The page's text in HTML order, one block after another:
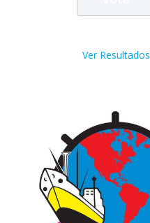
Ver Resultados